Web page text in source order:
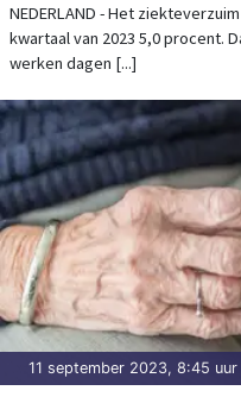
NEDERLAND - Het
kwartaal van 2023 5,0 procent.
werken dagen [...]
11 september 2023, 8:45 uur